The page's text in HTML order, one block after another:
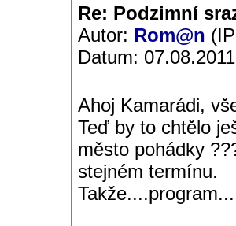
Re: Podzimní
Autor: Rom@n
Datum:
Ahoj Kamarádi,
Teď by to chtělo
město pohádky
stejném termínu.